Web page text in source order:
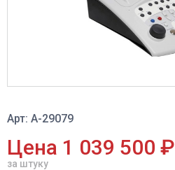
Арт: A-29079
Цена 1 039 500 ₽
за штуку